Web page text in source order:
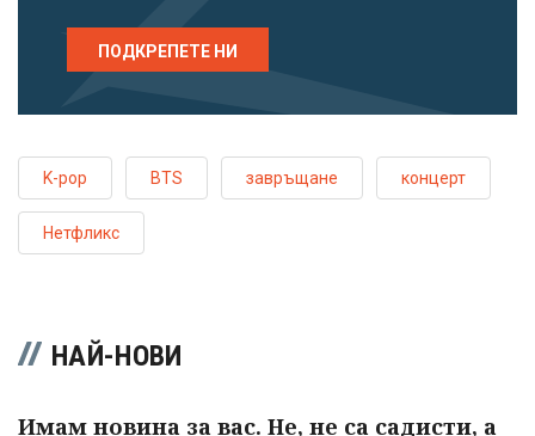
ПОДКРЕПЕТЕ НИ
K-pop BTS завръщане концерт
Нетфликс
НАЙ-НОВИ
Имам новина за вас. Не, не са садисти, а